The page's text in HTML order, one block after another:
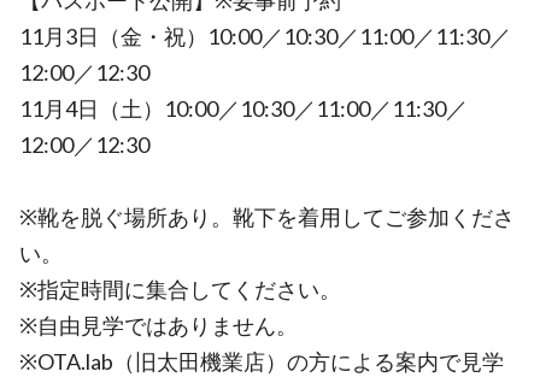
11月3日（金・祝）10:00／10:30／11:00／11:30／
12:00／12:30
11月4日（土）10:00／10:30／11:00／11:30／
12:00／12:30
※靴を脱ぐ場所あり。靴下を着用してご参加くださ
い。
※指定時間に集合してください。
※自由見学ではありません。
※OTA.lab（旧太田機業店）の方による案内で見学